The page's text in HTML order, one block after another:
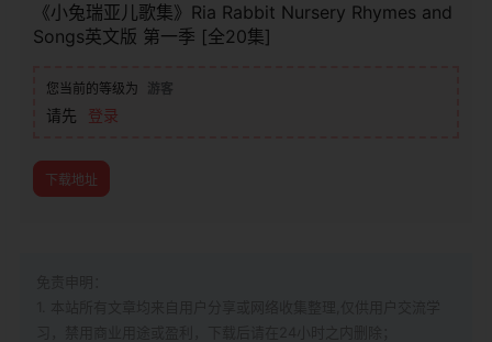
《小兔瑞亚儿歌集》Ria Rabbit Nursery Rhymes and
Songs英文版 第一季 [全20集]
您当前的等级为 游客
请先 登录
下载地址